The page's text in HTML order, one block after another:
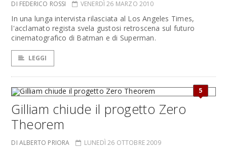
DI FEDERICO ROSSI VENERDÌ 26 MARZO 2010
In una lunga intervista rilasciata al Los Angeles Times,
l'acclamato regista svela gustosi retroscena sul futuro
cinematografico di Batman e di Superman.
LEGGI
5
Gilliam chiude il progetto Zero
Theorem
DI ALBERTO PRIORA LUNEDÌ 26 OTTOBRE 2009